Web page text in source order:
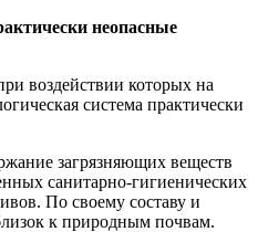
неопасные
воздействии которых на
система практически
загрязняющих веществ
санитарно-гигиенических
По своему составу и
к природным почвам.